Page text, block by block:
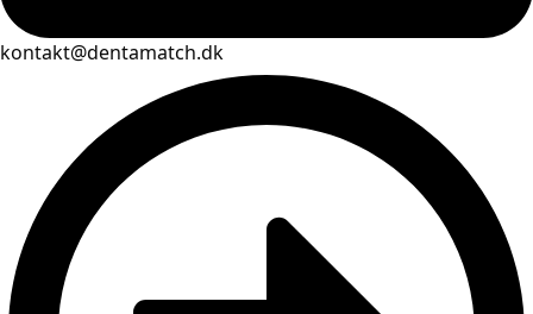
kontakt@dentamatch.dk